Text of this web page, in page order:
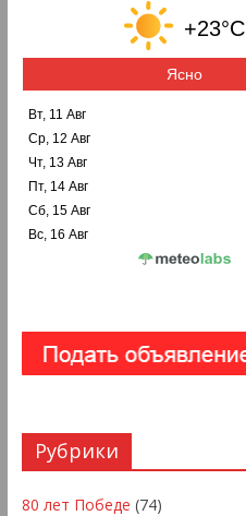
+23°C
Ясно
Вт, 11 Авг
Ср, 12 Авг
Чт, 13 Авг
Пт, 14 Авг
Сб, 15 Авг
Вс, 16 Авг
Рубрики
80 лет Победе (74)